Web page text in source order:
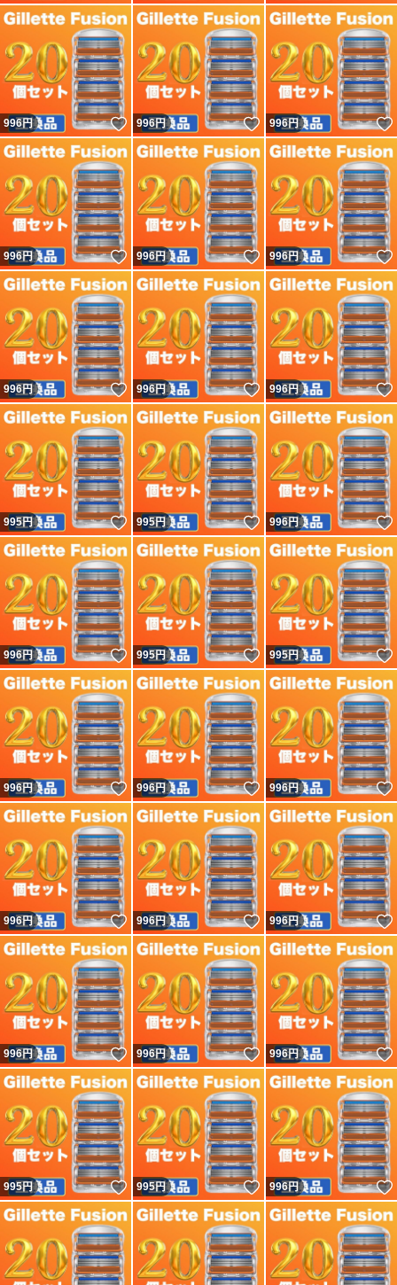
996円 いいね！
996円 いいね！
996円
996円 いいね！
996円 いいね！
996円
996円 いいね！
996円 いいね！
996円
995円 いいね！
995円 いいね！
996円
996円 いいね！
995円 いいね！
995円
996円 いいね！
996円 いいね！
996円
996円 いいね！
996円 いいね！
996円
996円 いいね！
996円 いいね！
996円
995円 いいね！
995円 いいね！
996円